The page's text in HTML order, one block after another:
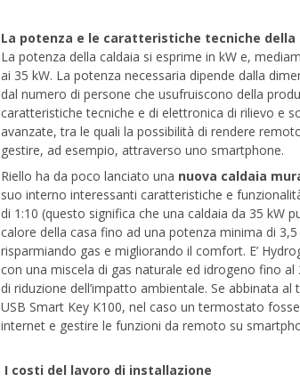
La potenza e le caratteristiche tecniche della
La potenza della caldaia si esprime in kW e,
ai 35 kW. La potenza necessaria dipende dalla
dal numero di persone che usufruiscono della
caratteristiche tecniche e di elettronica di rilievo e
avanzate, tra le quali la possibilità di rendere
gestire, ad esempio, attraverso uno smartphone.
Riello ha da poco lanciato una nuova caldaia
suo interno interessanti caratteristiche e
di 1:10 (questo significa che una caldaia da 35 kW
calore della casa fino ad una potenza minima di
risparmiando gas e migliorando il comfort. E’
con una miscela di gas naturale ed idrogeno fino
di riduzione dell’impatto ambientale. Se abbinata
USB Smart Key K100, nel caso un termostato
internet e gestire le funzioni da remoto su
I costi del lavoro di installazione